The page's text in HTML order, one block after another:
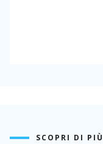
SCOPRI DI PIÙ